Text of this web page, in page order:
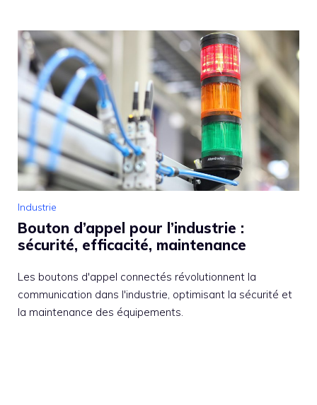
Industrie
Bouton d’appel pour l’industrie :
sécurité, efficacité, maintenance
Les boutons d'appel connectés révolutionnent la
communication dans l'industrie, optimisant la sécurité et
la maintenance des équipements.